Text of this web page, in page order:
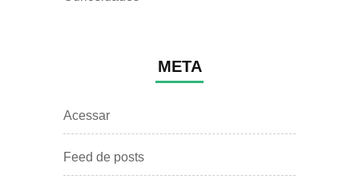
META
Acessar
Feed de posts